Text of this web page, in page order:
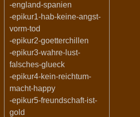
-england-spanien
-epikur1-hab-keine-angst-
vorm-tod
-epikur2-goetterchillen
-epikur3-wahre-lust-
falsches-glueck
-epikur4-kein-reichtum-
macht-happy
-epikur5-freundschaft-ist-
gold